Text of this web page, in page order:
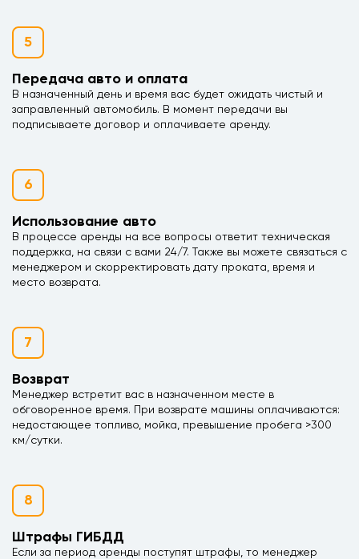
5
Передача авто и оплата
В назначенный день и время вас будет ожидать чистый и
заправленный автомобиль. В момент передачи вы
подписываете договор и оплачиваете аренду.
6
Использование авто
В процессе аренды на все вопросы ответит техническая
поддержка, на связи с вами 24/7. Также вы можете связаться с
менеджером и скорректировать дату проката, время и
место возврата.
7
Возврат
Менеджер встретит вас в назначенном месте в
обговоренное время. При возврате машины оплачиваются:
недостающее топливо, мойка, превышение пробега >300
км/сутки.
8
Штрафы ГИБДД
Если за период аренды поступят штрафы, то менеджер